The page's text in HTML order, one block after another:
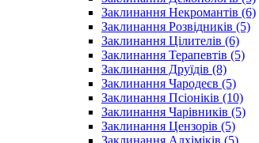
Заклинання Некромантів (6)
Заклинання Розвідників (5)
Заклинання Цілителів (6)
Заклинання Терапевтів (5)
Заклинання Друїдів (8)
Заклинання Чародеєв (5)
Заклинання Псіоніків (10)
Заклинання Чарівників (5)
Заклинання Цензорів (5)
Заклинання Алхіміків (5)